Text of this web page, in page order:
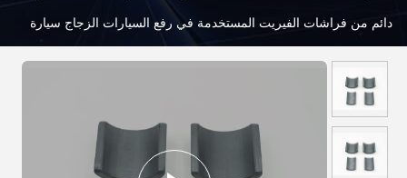
دائم من فراشات الفيريت المستخدمة في رفع السيارات الزجاج سيارة